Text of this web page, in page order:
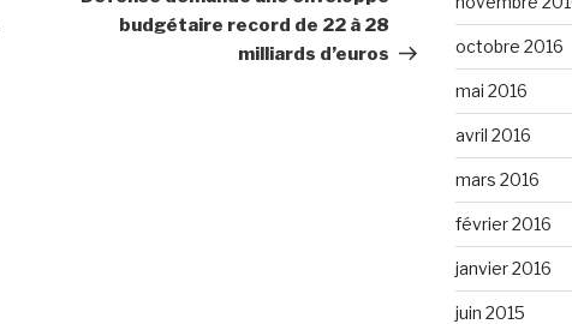
budgétaire record de 22 à 28
milliards d’euros
octobre 2016
mai 2016
avril 2016
mars 2016
février 2016
janvier 2016
juin 2015